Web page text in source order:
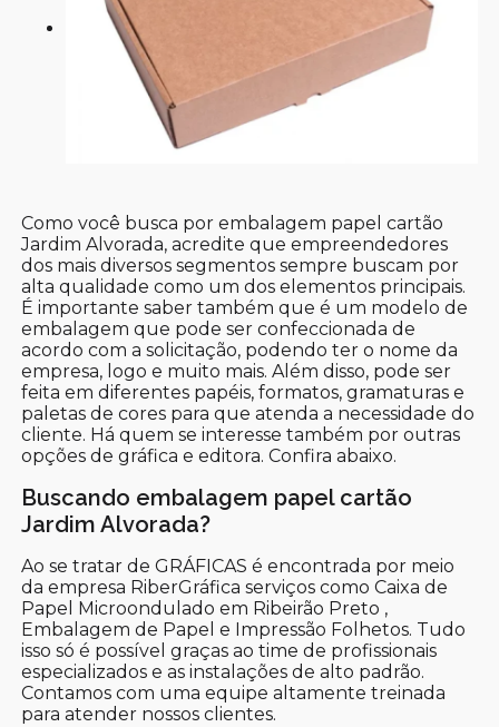
Como você busca por embalagem papel cartão
Jardim Alvorada, acredite que empreendedores
dos mais diversos segmentos sempre buscam por
alta qualidade como um dos elementos principais.
É importante saber também que é um modelo de
embalagem que pode ser confeccionada de
acordo com a solicitação, podendo ter o nome da
empresa, logo e muito mais. Além disso, pode ser
feita em diferentes papéis, formatos, gramaturas e
paletas de cores para que atenda a necessidade do
cliente. Há quem se interesse também por outras
opções de gráfica e editora. Confira abaixo.
Buscando embalagem papel cartão
Jardim Alvorada?
Ao se tratar de GRÁFICAS é encontrada por meio
da empresa RiberGráfica serviços como Caixa de
Papel Microondulado em Ribeirão Preto ,
Embalagem de Papel e Impressão Folhetos. Tudo
isso só é possível graças ao time de profissionais
especializados e as instalações de alto padrão.
Contamos com uma equipe altamente treinada
para atender nossos clientes.